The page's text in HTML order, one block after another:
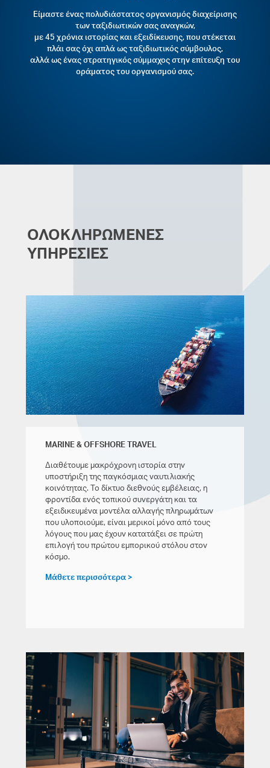
Είμαστε ένας πολυδιάστατος οργανισμός διαχείρισης
των ταξιδιωτικών σας αναγκών,
με 45 χρόνια ιστορίας και εξειδίκευσης, που στέκεται
πλάι σας όχι απλά ως ταξιδιωτικός σύμβουλος,
αλλά ως ένας στρατηγικός σύμμαχος στην επίτευξη του
οράματος του οργανισμού σας.
ΟΛΟΚΛΗΡΩΜΕΝΕΣ
ΥΠΗΡΕΣΙΕΣ
MARINE & OFFSHORE TRAVEL
Διαθέτουμε μακρόχρονη ιστορία στην
υποστήριξη της παγκόσμιας ναυτιλιακής
κοινότητας. Το δίκτυο διεθνούς εμβέλειας, η
φροντίδα ενός τοπικού συνεργάτη και τα
εξειδικευμένα μοντέλα αλλαγής πληρωμάτων
που υλοποιούμε, είναι μερικοί μόνο από τους
λόγους που μας έχουν κατατάξει σε πρώτη
επιλογή του πρώτου εμπορικού στόλου στον
κόσμο.
Μάθετε περισσότερα >